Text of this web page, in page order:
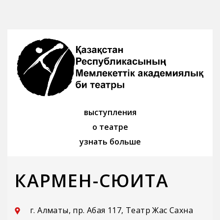
выступления
о театре
узнать больше
КАРМЕН-СЮИТА
г. Алматы, пр. Абая 117, Театр Жас Сахна